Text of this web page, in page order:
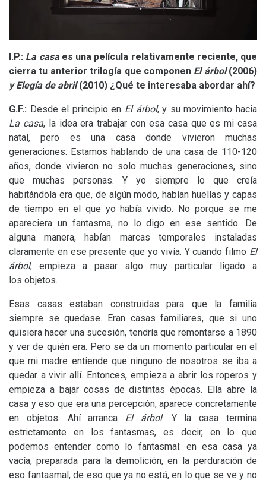
I.P.: La casaes una película relativamente reciente, que
cierra tu anterior trilogía que componen El árbol(2006)
y Elegía de abril(2010) ¿Qué te interesaba abordar ahí?
G.F.: Desde el principio en El árbol, y su movimiento hacia
La casa, la idea era trabajar con esa casa que es mi casa
natal, pero es una casa donde vivieron muchas
generaciones. Estamos hablando de una casa de 110-120
años, donde vivieron no solo muchas generaciones, sino
que muchas personas. Y yo siempre lo que creía
habitándola era que, de algún modo, habían huellas y capas
de tiempo en el que yo había vivido. No porque se me
apareciera un fantasma, no lo digo en ese sentido. De
alguna manera, habían marcas temporales instaladas
claramente en ese presente que yo vivía. Y cuando filmo El
árbol, empieza a pasar algo muy particular ligado a
los objetos.
Esas casas estaban construidas para que la familia
siempre se quedase. Eran casas familiares, que si uno
quisiera hacer una sucesión, tendría que remontarse a 1890
y ver de quién era. Pero se da un momento particular en el
que mi madre entiende que ninguno de nosotros se iba a
quedar a vivir allí. Entonces, empieza a abrir los roperos y
empieza a bajar cosas de distintas épocas. Ella abre la
casa y eso que era una percepción, aparece concretamente
en objetos. Ahí arranca El árbol. Y la casa termina
estrictamente en los fantasmas, es decir, en lo que
podemos entender como lo fantasmal: en esa casa ya
vacía, preparada para la demolición, en la perduración de
eso fantasmal, de eso que ya no está, en lo que se ve y no